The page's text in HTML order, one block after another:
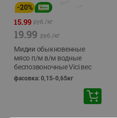
-20%
15.99 руб./кг
19.99 руб./кг
Мидии обыкновенные
мясо п/м в/м водные
беспозвоночные Vici вес
фасовка: 0,15-0,65кг